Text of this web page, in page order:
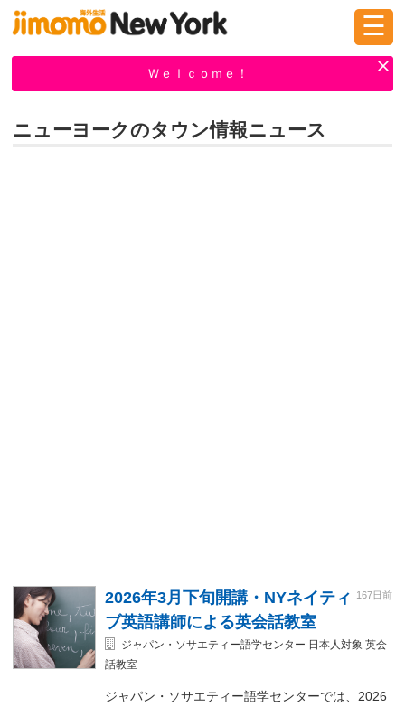
☰
Ｗｅｌｃｏｍｅ！
ニューヨークのタウン情報ニュース
2026年3月下旬開講・NYネイティ
ブ英語講師による英会話教室
167日前
ジャパン・ソサエティー語学センター 日本人対象 英会
話教室
ジャパン・ソサエティー語学センターでは、2026